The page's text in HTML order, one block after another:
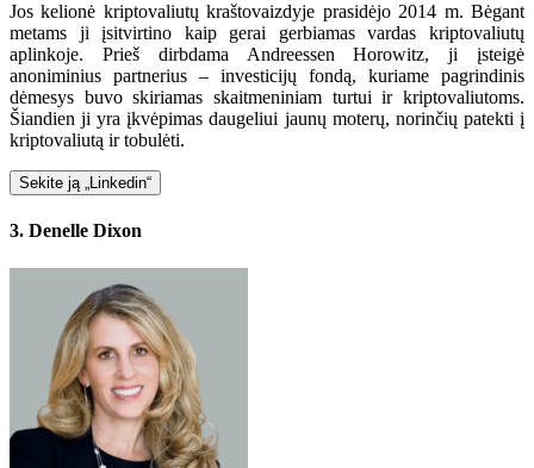
Jos kelionė kriptovaliutų kraštovaizdyje prasidėjo 2014 m. Bėgant
metams ji įsitvirtino kaip gerai gerbiamas vardas kriptovaliutų
aplinkoje. Prieš dirbdama Andreessen Horowitz, ji įsteigė
anoniminius partnerius – investicijų fondą, kuriame pagrindinis
dėmesys buvo skiriamas skaitmeniniam turtui ir kriptovaliutoms.
Šiandien ji yra įkvėpimas daugeliui jaunų moterų, norinčių patekti į
kriptovaliutą ir tobulėti.
Sekite ją „Linkedin“
3. Denelle Dixon